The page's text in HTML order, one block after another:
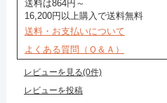
送料は864円～
16,200円以上購入で送料無料
送料・お支払いについて
よくある質問（Ｑ＆Ａ）
レビューを見る(0件)
レビューを投稿